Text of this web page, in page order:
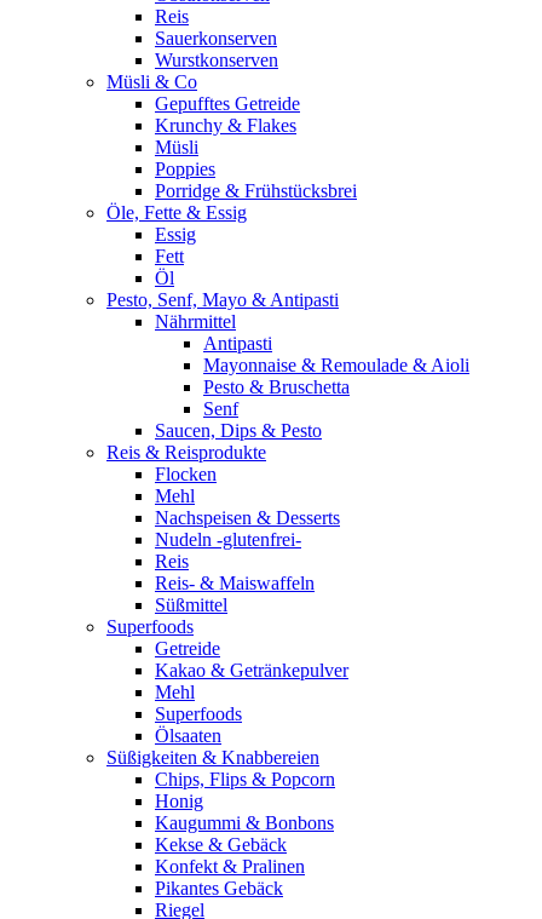
Reis
Sauerkonserven
Wurstkonserven
Müsli & Co
Gepufftes Getreide
Krunchy & Flakes
Müsli
Poppies
Porridge & Frühstücksbrei
Öle, Fette & Essig
Essig
Fett
Öl
Pesto, Senf, Mayo & Antipasti
Nährmittel
Antipasti
Mayonnaise & Remoulade & Aioli
Pesto & Bruschetta
Senf
Saucen, Dips & Pesto
Reis & Reisprodukte
Flocken
Mehl
Nachspeisen & Desserts
Nudeln -glutenfrei-
Reis
Reis- & Maiswaffeln
Süßmittel
Superfoods
Getreide
Kakao & Getränkepulver
Mehl
Superfoods
Ölsaaten
Süßigkeiten & Knabbereien
Chips, Flips & Popcorn
Honig
Kaugummi & Bonbons
Kekse & Gebäck
Konfekt & Pralinen
Pikantes Gebäck
Riegel